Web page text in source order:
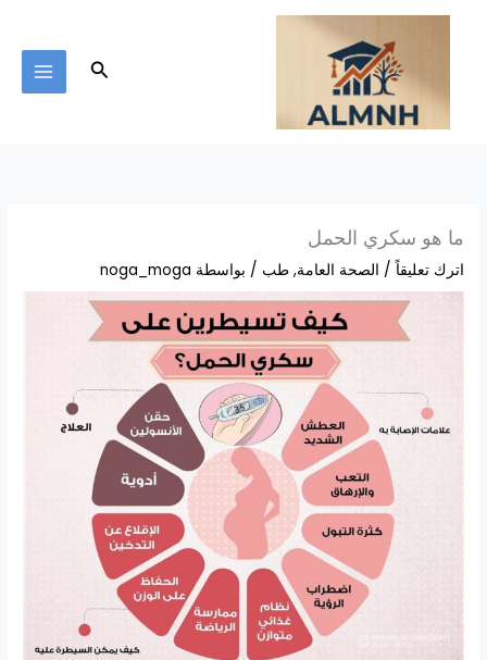
تخطي
البحث
ما هو سكري الحمل
اترك تعليقاً / الصحة العامة,طب / بواسطة noga_moga